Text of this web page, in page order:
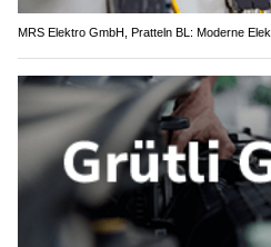
MRS Elektro GmbH, Pratteln BL: Moderne